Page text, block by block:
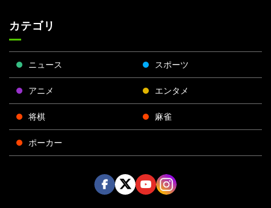
カテゴリ
ニュース スポーツ
アニメ エンタメ
将棋 麻雀
ポーカー